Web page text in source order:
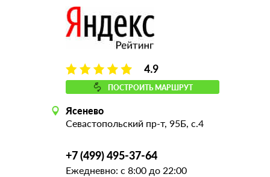
4.9
ПОСТРОИТЬ МАРШРУТ
Ясенево
Севастопольский пр-т, 95Б, с.4
+7 (499) 495-37-64
Ежедневно: с 8:00 до 22:00